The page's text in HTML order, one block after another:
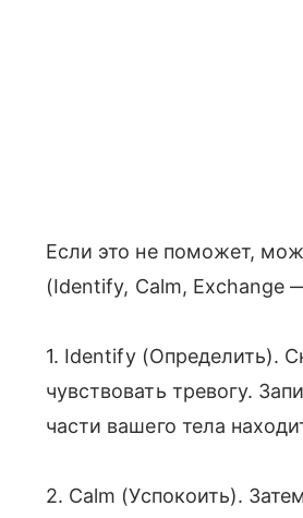
Если это не поможет,
(Identify, Calm, Exchange
1. Identify (Определить).
чувствовать тревогу.
части вашего тела
2. Calm (Успокоить).